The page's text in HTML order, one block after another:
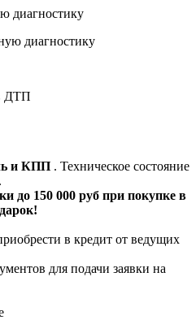
диагностику
диагностику
ДТП
и КПП . Техническое состояние
до 150 000 руб при покупке в
в кредит от ведущих
для подачи заявки на